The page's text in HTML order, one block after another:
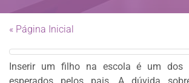
« Página Inicial
Inserir um filho na escola é um dos